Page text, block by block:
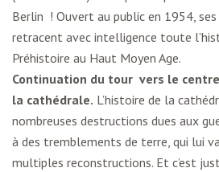
Berlin ! Ouvert au public en 1954,
retracent avec intelligence toute
Préhistoire au Haut Moyen Age.
Continuation du tour vers le
la cathédrale. L’histoire de la
nombreuses destructions dues aux
à des tremblements de terre, qui lui
multiples reconstructions. Et c’est